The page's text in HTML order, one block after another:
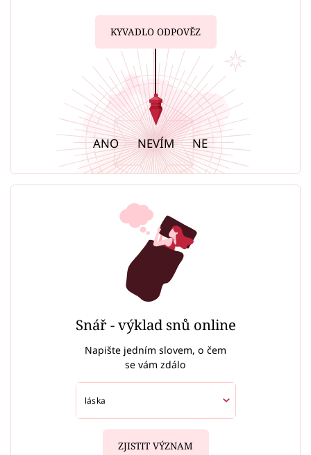
KYVADLO ODPOVĚZ
ANO NEVÍM NE
Snář - výklad snů online
Napište jedním slovem, o čem
se vám zdálo
ZJISTIT VÝZNAM